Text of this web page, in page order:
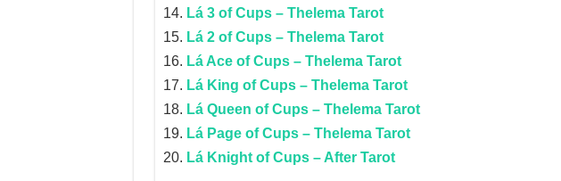
Lá 3 of Cups – Thelema Tarot
Lá 2 of Cups – Thelema Tarot
Lá Ace of Cups – Thelema Tarot
Lá King of Cups – Thelema Tarot
Lá Queen of Cups – Thelema Tarot
Lá Page of Cups – Thelema Tarot
Lá Knight of Cups – After Tarot